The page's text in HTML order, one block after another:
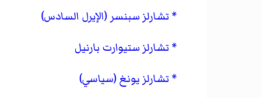
تشارلز سبنسر (الإيرل السادس)
تشارلز ستيوارت بارنيل
تشارلز يونغ (سياسي)